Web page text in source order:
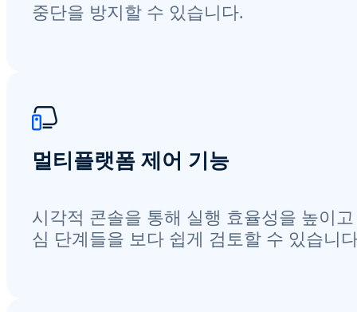
중단을 방지할 수 있습니다.
멀티플랫폼 제어 기능
시각적 콘솔을 통해 실행 효율성을 높이
심 단계들을 보다 쉽게 검토할 수 있습니